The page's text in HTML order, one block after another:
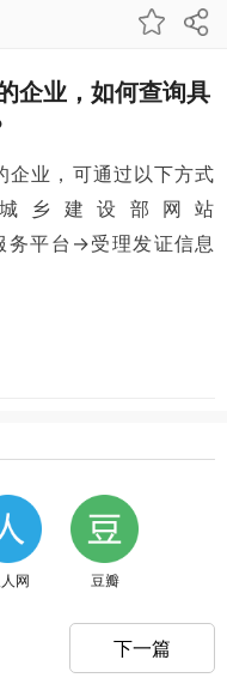
企业，如何查询具
企业，可通过以下方式
乡建设部网站
务平台→受理发证信息
人网 豆瓣
下一篇